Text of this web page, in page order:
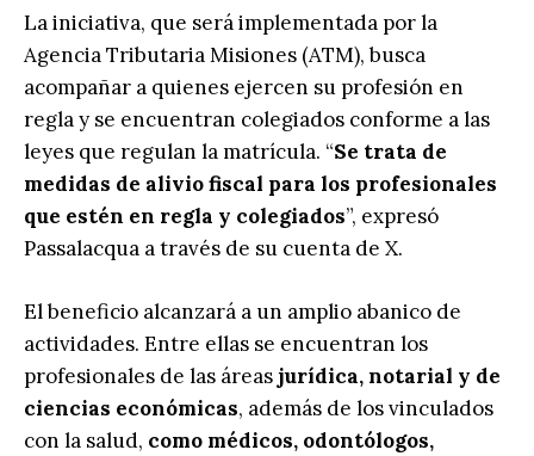
La iniciativa, que será implementada por la
Agencia Tributaria Misiones (ATM), busca
acompañar a quienes ejercen su profesión en
regla y se encuentran colegiados conforme a las
leyes que regulan la matrícula. “Se trata de
medidas de alivio fiscal para los profesionales
que estén en regla y colegiados”, expresó
Passalacqua a través de su cuenta de X.
El beneficio alcanzará a un amplio abanico de
actividades. Entre ellas se encuentran los
profesionales de las áreasjurídica, notarial y de
ciencias económicas, además de los vinculados
con la salud, como médicos, odontólogos,